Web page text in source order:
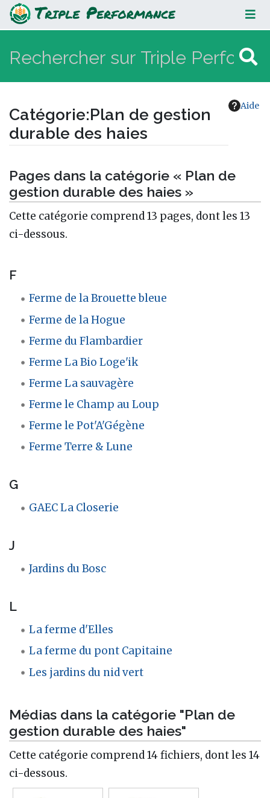
Plan de gestion durable des haies
Aide
Catégorie:Plan de gestion
durable des haies
Pages dans la catégorie « Plan de
gestion durable des haies »
Cette catégorie comprend 13 pages, dont les 13
ci-dessous.
F
Ferme de la Brouette bleue
Ferme de la Hogue
Ferme du Flambardier
Ferme La Bio Loge'ik
Ferme La sauvagère
Ferme le Champ au Loup
Ferme le Pot'A'Gégène
Ferme Terre & Lune
G
GAEC La Closerie
J
Jardins du Bosc
L
La ferme d'Elles
La ferme du pont Capitaine
Les jardins du nid vert
Médias dans la catégorie "Plan de
gestion durable des haies"
Cette catégorie comprend 14 fichiers, dont les 14
ci-dessous.